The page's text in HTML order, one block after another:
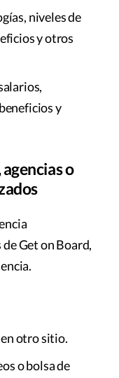
niveles de
y otros
y
o
Get on Board,
otro sitio.
o bolsa de